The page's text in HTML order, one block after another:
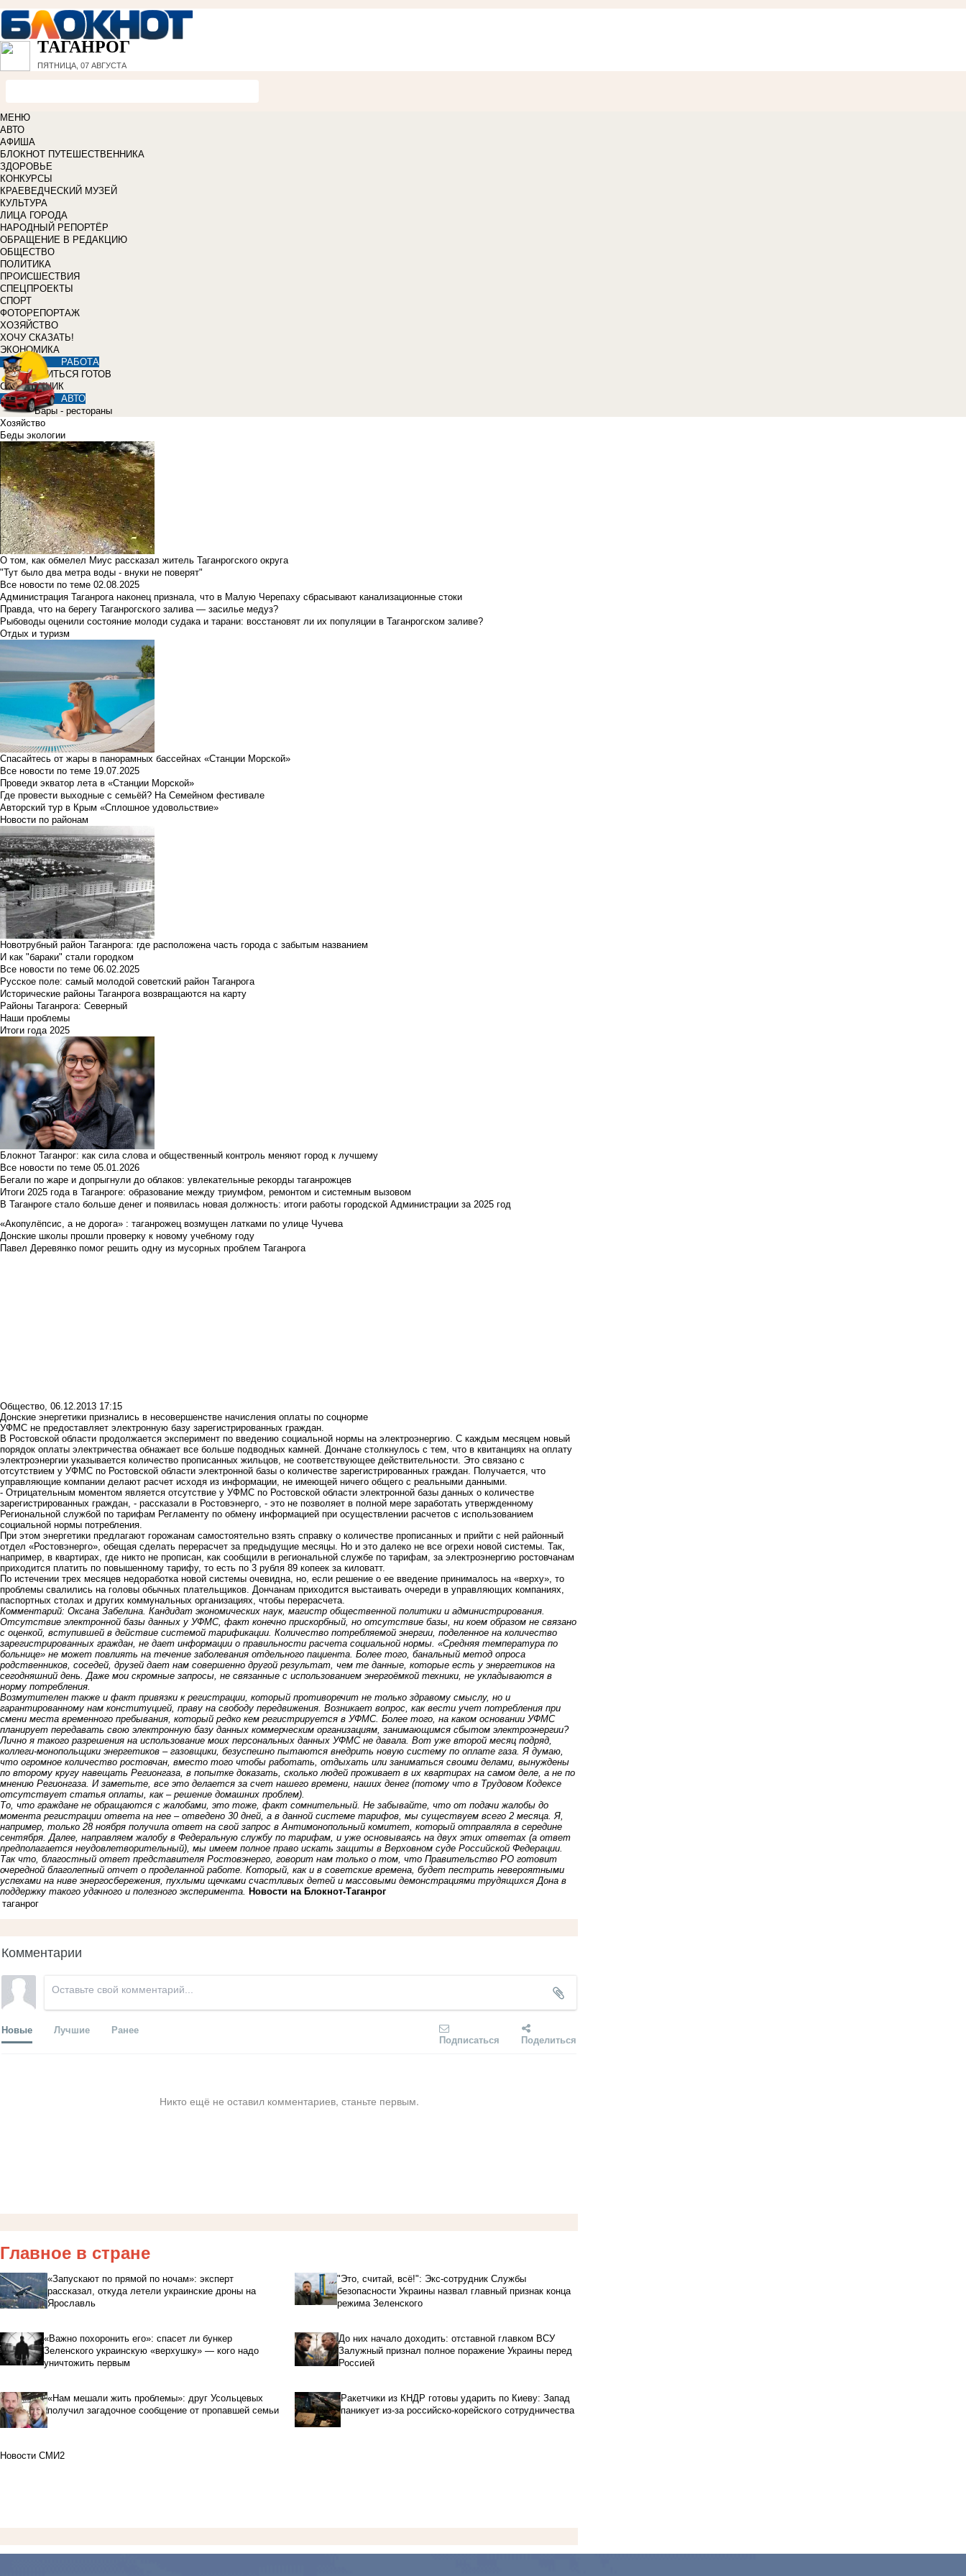
ТАГАНРОГ
ПЯТНИЦА, 07 АВГУСТА
МЕНЮ
АВТО
АФИША
БЛОКНОТ ПУТЕШЕСТВЕННИКА
ЗДОРОВЬЕ
КОНКУРСЫ
КРАЕВЕДЧЕСКИЙ МУЗЕЙ
КУЛЬТУРА
ЛИЦА ГОРОДА
НАРОДНЫЙ РЕПОРТЁР
ОБРАЩЕНИЕ В РЕДАКЦИЮ
ОБЩЕСТВО
ПОЛИТИКА
ПРОИСШЕСТВИЯ
СПЕЦПРОЕКТЫ
СПОРТ
ФОТОРЕПОРТАЖ
ХОЗЯЙСТВО
ХОЧУ СКАЗАТЬ!
ЭКОНОМИКА
РАБОТА
УЧИТЬСЯ ГОТОВ
СПРАВОЧНИК
АВТО
Бары - рестораны
Хозяйство
Беды экологии
О том, как обмелел Миус рассказал житель Таганрогского округа
"Тут было два метра воды - внуки не поверят"
Все новости по теме 02.08.2025
Администрация Таганрога наконец признала, что в Малую Черепаху сбрасывают канализационные стоки
Правда, что на берегу Таганрогского залива — засилье медуз?
Рыбоводы оценили состояние молоди судака и тарани: восстановят ли их популяции в Таганрогском заливе?
Отдых и туризм
Спасайтесь от жары в панорамных бассейнах «Станции Морской»
Все новости по теме 19.07.2025
Проведи экватор лета в «Станции Морской»
Где провести выходные с семьёй? На Семейном фестивале
Авторский тур в Крым «Сплошное удовольствие»
Новости по районам
Новотрубный район Таганрога: где расположена часть города с забытым названием
И как "бараки" стали городком
Все новости по теме 06.02.2025
Русское поле: самый молодой советский район Таганрога
Исторические районы Таганрога возвращаются на карту
Районы Таганрога: Северный
Наши проблемы
Итоги года 2025
Блокнот Таганрог: как сила слова и общественный контроль меняют город к лучшему
Все новости по теме 05.01.2026
Бегали по жаре и допрыгнули до облаков: увлекательные рекорды таганрожцев
Итоги 2025 года в Таганроге: образование между триумфом, ремонтом и системным вызовом
В Таганроге стало больше денег и появилась новая должность: итоги работы городской Администрации за 2025 год
«Акопулёпсис, а не дорога» : таганрожец возмущен латками по улице Чучева
Донские школы прошли проверку к новому учебному году
Павел Деревянко помог решить одну из мусорных проблем Таганрога
Общество, 06.12.2013 17:15
Донские энергетики признались в несовершенстве начисления оплаты по соцнорме
УФМС не предоставляет электронную базу зарегистрированных граждан.
В Ростовской области продолжается эксперимент по введению социальной нормы на электроэнергию. С каждым месяцем новый
порядок оплаты электричества обнажает все больше подводных камней. Дончане столкнулось с тем, что в квитанциях на оплату
электроэнергии указывается количество прописанных жильцов, не соответствующее действительности. Это связано с
отсутствием у УФМС по Ростовской области электронной базы о количестве зарегистрированных граждан. Получается, что
управляющие компании делают расчет исходя из информации, не имеющей ничего общего с реальными данными.
- Отрицательным моментом является отсутствие у УФМС по Ростовской области электронной базы данных о количестве
зарегистрированных граждан, - рассказали в Ростовэнерго, - это не позволяет в полной мере заработать утвержденному
Региональной службой по тарифам Регламенту по обмену информацией при осуществлении расчетов с использованием
социальной нормы потребления.
При этом энергетики предлагают горожанам самостоятельно взять справку о количестве прописанных и прийти с ней районный
отдел «Ростовэнерго», обещая сделать перерасчет за предыдущие месяцы. Но и это далеко не все огрехи новой системы. Так,
например, в квартирах, где никто не прописан, как сообщили в региональной службе по тарифам, за электроэнергию ростовчанам
приходится платить по повышенному тарифу, то есть по 3 рубля 89 копеек за киловатт.
По истечении трех месяцев недоработка новой системы очевидна, но, если решение о ее введение принималось на «верху», то
проблемы свалились на головы обычных плательщиков. Дончанам приходится выстаивать очереди в управляющих компаниях,
паспортных столах и других коммунальных организациях, чтобы перерасчета.
Комментарий: Оксана Забелина. Кандидат экономических наук, магистр общественной политики и администрирования.
Отсутствие электронной базы данных у УФМС, факт конечно прискорбный, но отсутствие базы, ни коем образом не связано
с оценкой, вступившей в действие системой тарификации. Количество потребляемой энергии, поделенное на количество
зарегистрированных граждан, не дает информации о правильности расчета социальной нормы. «Средняя температура по
больнице» не может повлиять на течение заболевания отдельного пациента. Более того, банальный метод опроса
родственников, соседей, друзей дает нам совершенно другой результат, чем те данные, которые есть у энергетиков на
сегодняшний день. Даже мои скромные запросы, не связанные с использованием энергоёмкой техники, не укладываются в
норму потребления.
Возмутителен также и факт привязки к регистрации, который противоречит не только здравому смыслу, но и
гарантированному нам конституцией, праву на свободу передвижения. Возникает вопрос, как вести учет потребления при
смени места временного пребывания, который редко кем регистрируется в УФМС. Более того, на каком основании УФМС
планирует передавать свою электронную базу данных коммерческим организациям, занимающимся сбытом электроэнергии?
Лично я такого разрешения на использование моих персональных данных УФМС не давала. Вот уже второй месяц подряд,
коллеги-монопольщики энергетиков – газовщики, безуспешно пытаются внедрить новую систему по оплате газа. Я думаю,
что огромное количество ростовчан, вместо того чтобы работать, отдыхать или заниматься своими делами, вынуждены
по второму кругу навещать Регионгаза, в попытке доказать, сколько людей проживает в их квартирах на самом деле, а не по
мнению Регионгаза. И заметьте, все это делается за счет нашего времени, наших денег (потому что в Трудовом Кодексе
отсутствует статья оплаты, как – решение домашних проблем).
То, что граждане не обращаются с жалобами, это тоже, факт сомнительный. Не забывайте, что от подачи жалобы до
момента регистрации ответа на нее – отведено 30 дней, а в данной системе тарифов, мы существуем всего 2 месяца. Я,
например, только 28 ноября получила ответ на свой запрос в Антимонопольный комитет, который отправляла в середине
сентября. Далее, направляем жалобу в Федеральную службу по тарифам, и уже основываясь на двух этих ответах (а ответ
предполагается неудовлетворительный), мы имеем полное право искать защиты в Верховном суде Российской Федерации.
Так что, благостный ответ представителя Ростовэнерго, говорит нам только о том, что Правительство РО готовит
очередной благолепный отчет о проделанной работе. Который, как и в советские времена, будет пестрить невероятными
успехами на ниве энергосбережения, пухлыми щечками счастливых детей и массовыми демонстрациями трудящихся Дона в
поддержку такого удачного и полезного эксперимента. Новости на Блoкнoт-Таганрог
таганрог
Комментарии
Новые Лучшие Ранее
Подписаться Поделиться
Никто ещё не оставил комментариев, станьте первым.
Главное в стране
«Запускают по прямой по ночам»: эксперт
рассказал, откуда летели украинские дроны на
Ярославль
"Это, считай, всё!": Экс-сотрудник Службы
безопасности Украины назвал главный признак конца
режима Зеленского
«Важно похоронить его»: спасет ли бункер
Зеленского украинскую «верхушку» — кого надо
уничтожить первым
До них начало доходить: отставной главком ВСУ
Залужный признал полное поражение Украины перед
Россией
«Нам мешали жить проблемы»: друг Усольцевых
получил загадочное сообщение от пропавшей семьи
Ракетчики из КНДР готовы ударить по Киеву: Запад
паникует из-за российско-корейского сотрудничества
Новости СМИ2